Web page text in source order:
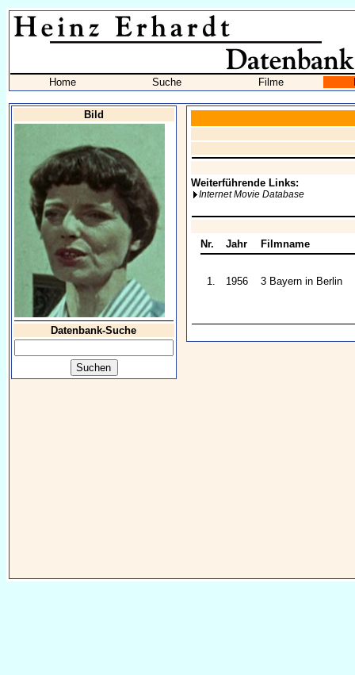
Home Suche Filme
Bild
Datenbank-Suche
Weiterführende Links:
Internet Movie Database
Nr. Jahr Filmname
1. 1956 3 Bayern in Berlin